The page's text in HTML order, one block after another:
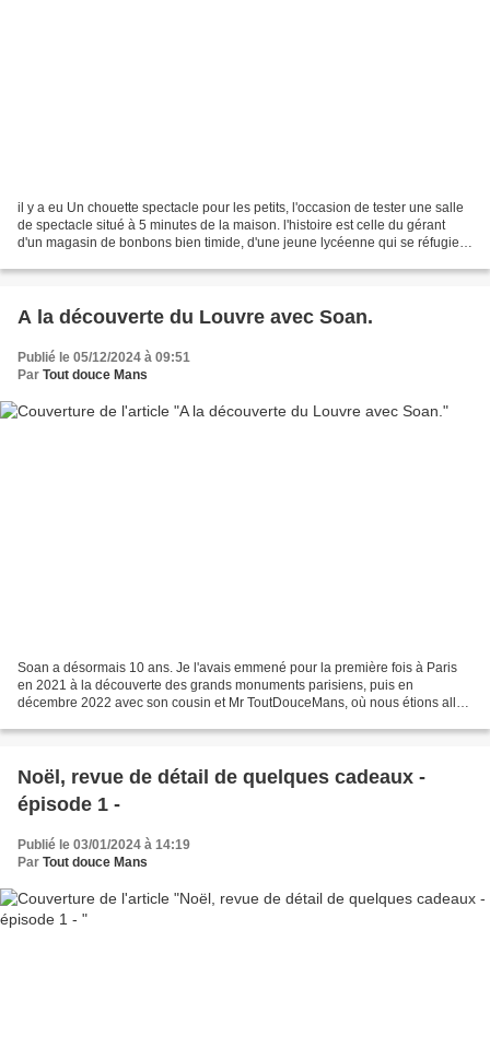
il y a eu Un chouette spectacle pour les petits, l'occasion de tester une salle
de spectacle situé à 5 minutes de la maison. l'histoire est celle du gérant
d'un magasin de bonbons bien timide, d'une jeune lycéenne qui se réfugie
A la découverte du Louvre avec Soan.
Publié le 05/12/2024 à 09:51
Par Tout douce Mans
Soan a désormais 10 ans. Je l'avais emmené pour la première fois à Paris
en 2021 à la découverte des grands monuments parisiens, puis en
décembre 2022 avec son cousin et Mr ToutDouceMans, où nous étions allé
Noël, revue de détail de quelques cadeaux -
épisode 1 -
Publié le 03/01/2024 à 14:19
Par Tout douce Mans